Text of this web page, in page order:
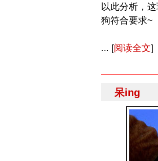
以此分析，
狗符合要求~
... [阅读全文]
呆ing